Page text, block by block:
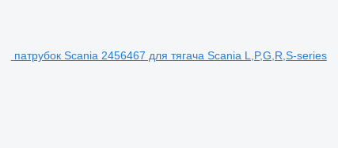
патрубок Scania 2456467 для тягача Scania L,P,G,R,S-series